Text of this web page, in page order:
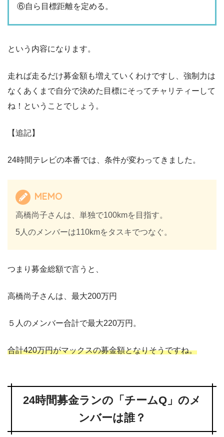
⑥自ら目標距離を定める。
という内容になります。
走れば走るだけ募金額も増えていくわけですし、強制力は
なくあくまで自分で決めた目標にそってチャリティーして
ね！ということでしょう。
【追記】
24時間テレビの本番では、条件が変わってきました。
MEMO
高橋尚子さんは、単独で100kmを目指す。
5人のメンバーは110kmをタスキでつなぐ。
つまり募金総額で言うと、
高橋尚子さんは、最大200万円
５人のメンバー合計で最大220万円。
合計420万円がマックスの募金額となりそうですね。
24時間募金ランの「チームQ」のメ
ンバーは誰？